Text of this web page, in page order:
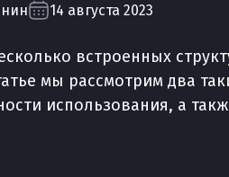
14 августа 2023
встроенных
мы рассмотрим два
использования, а